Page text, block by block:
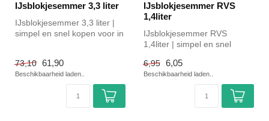
IJsblokjesemmer 3,3 liter
IJsblokjesemmer 3,3 liter |
simpel en snel kopen voor in
73,10 61,90
Beschikbaarheid laden..
IJsblokjesemmer RVS
1,4liter
IJsblokjesemmer RVS
1,4liter | simpel en snel
Overzicht...
6,95 6,05
Beschikbaarheid laden..